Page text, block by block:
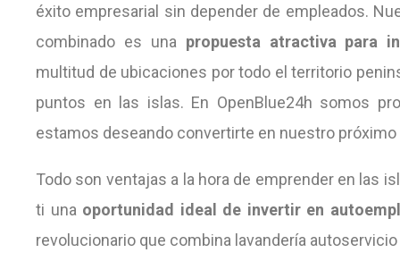
éxito empresarial sin depender de empleados.
combinado es una propuesta atractiva para
multitud de ubicaciones por todo el territorio
puntos en las islas. En OpenBlue24h somos
estamos deseando convertirte en nuestro próximo
Todo son ventajas a la hora de emprender en las
ti una oportunidad ideal de invertir en
revolucionario que combina lavandería